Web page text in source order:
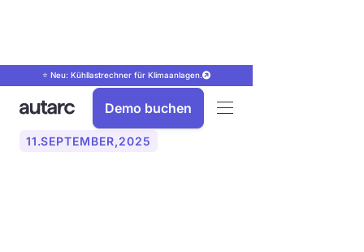
⭐ Neu: Kühllastrechner für Klimaanlagen.
Demo buchen
11.SEPTEMBER,2025